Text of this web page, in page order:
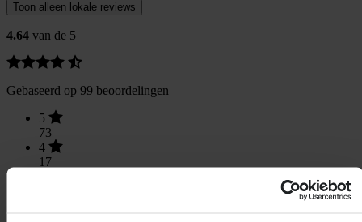
Toon alleen lokale reviews
4.64 van de 5
Gebaseerd op 99 beoordelingen
5
73
4
17